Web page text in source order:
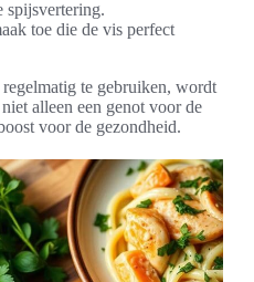
spijsvertering.
toe die de vis perfect
te gebruiken, wordt
niet alleen een genot voor de
voor de gezondheid.